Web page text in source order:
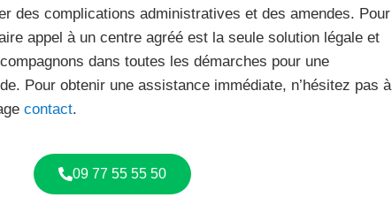
des complications administratives et des amendes. Pour
appel à un centre agréé est la seule solution légale et
dans toutes les démarches pour une
Pour obtenir une assistance immédiate, n’hésitez pas à
contact.
09 77 55 55 50